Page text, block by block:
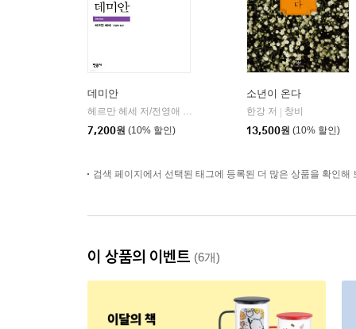
데미안
헤르만 헤세 저/전영애 역
7,200원 (10% 할인)
소년이 온다
한강 저
창비
13,500원 (10% 할인)
검색 페이지에서 선택된 태그에 등록된 더 많은 상품을 확인해
이 상품의 이벤트 (6개)